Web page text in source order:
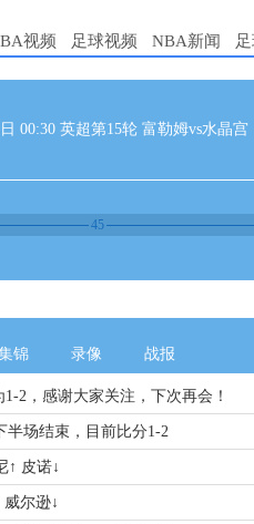
视频 足球视频 NBA新闻
00:30 英超第15轮 富勒姆vs水晶宫
45
锦 录像 战报
2，感谢大家关注，下次再会！
半场结束，目前比分1-2
↑ 皮诺↓
尔逊↓